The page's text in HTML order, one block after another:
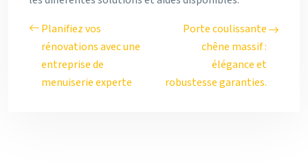
Planifiez vos
rénovations avec une
entreprise de
menuiserie experte
Porte coulissante
chêne massif :
élégance et
robustesse garanties.